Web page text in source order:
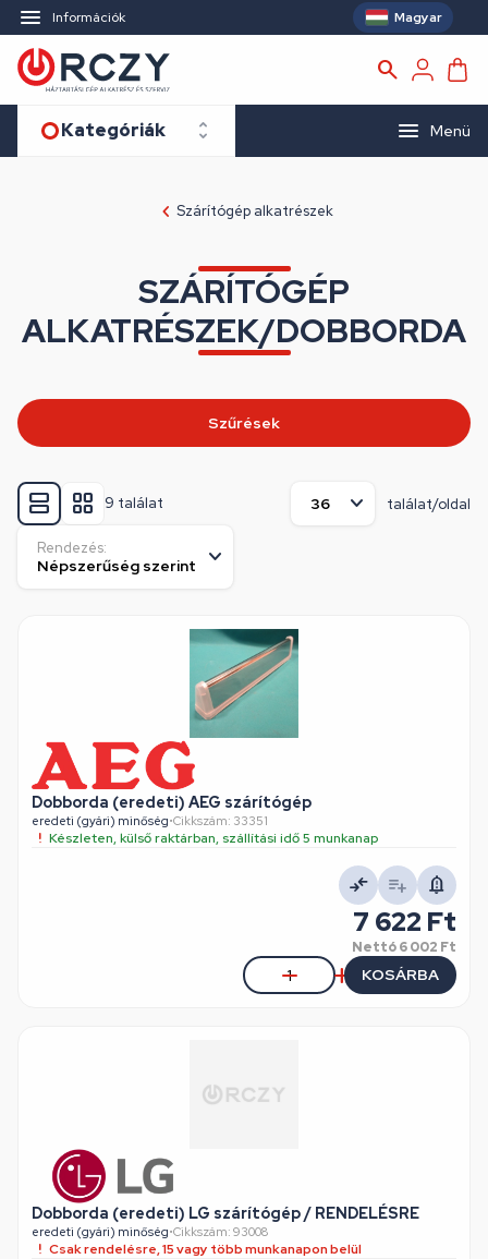
Információk Magyar
Kategóriák Menü
Szárítógép alkatrészek
SZÁRÍTÓGÉP
ALKATRÉSZEK/DOBBORDA
9 találat találat/oldal
Rendezés:
Dobborda (eredeti) AEG szárítógép
eredeti (gyári) minőség•Cikkszám: 33351
Készleten, külső raktárban, szállítási idő 5 munkanap
7 622 Ft
Nettó6 002 Ft
KOSÁRBA
Dobborda (eredeti) LG szárítógép / RENDELÉSRE
eredeti (gyári) minőség•Cikkszám: 93008
Csak rendelésre, 15 vagy több munkanapon belül
Szűrések